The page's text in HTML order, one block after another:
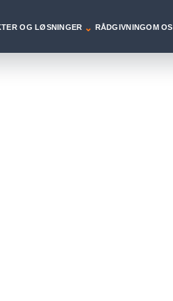
OG LØSNINGER ⌄ RÅDGIVNINGOM OS